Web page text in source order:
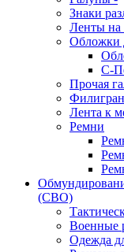
Знаки
Ленты на
Обложки
С-
Прочая
Лента к
Ремни
(СВО)
Военные
Одежда